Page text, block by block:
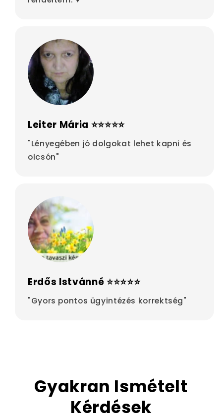
Leiter Mária ⭐⭐⭐⭐⭐
"Lényegében jó dolgokat lehet kapni és
olcsón"
Erdős Istvánné ⭐⭐⭐⭐⭐
"Gyors pontos ügyintézés korrektség"
Gyakran Ismételt
Kérdések